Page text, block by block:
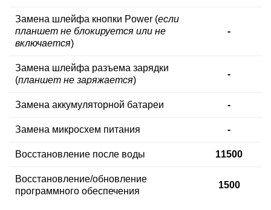
Замена шлейфа кнопки Power (если
планшет не блокируется или не
включается)
-
Замена шлейфа разъема зарядки
(планшет не заряжается)
-
Замена аккумуляторной батареи -
Замена микросхем питания -
Восстановление после воды 11500
Восстановление/обновление
программного обеспечения
1500